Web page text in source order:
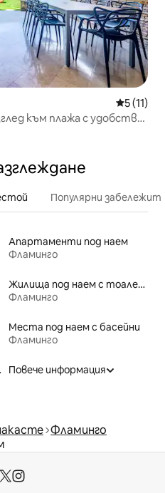
Средна
5 (11)
към плажа с удобства
Популярни
Апартаменти под наем
Фламинго
Жилища под наем с тоалетни с достъпна височина
Фламинго
Места под наем с басейни
Фламинго
Повече информация
Фламинго